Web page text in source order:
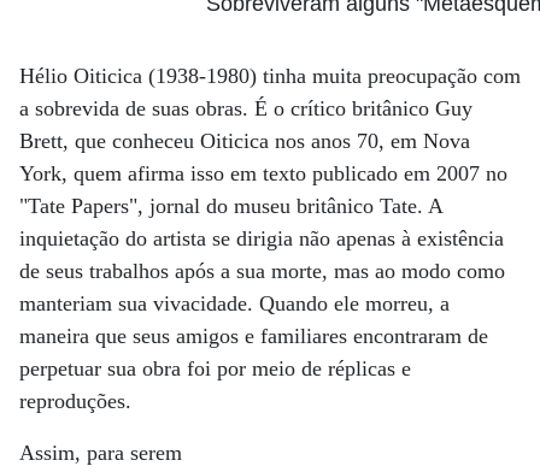
Hélio Oiticica (1938-1980) tinha muita preocupação com
a sobrevida de suas obras. É o crítico britânico Guy
Brett, que conheceu Oiticica nos anos 70, em Nova
York, quem afirma isso em texto publicado em 2007 no
"Tate Papers", jornal do museu britânico Tate. A
inquietação do artista se dirigia não apenas à existência
de seus trabalhos após a sua morte, mas ao modo como
manteriam sua vivacidade. Quando ele morreu, a
maneira que seus amigos e familiares encontraram de
perpetuar sua obra foi por meio de réplicas e
reproduções.
Assim, para serem